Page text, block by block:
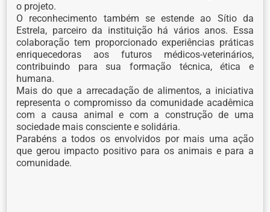
o projeto.
O reconhecimento também se estende ao Sítio da
Estrela, parceiro da instituição há vários anos. Essa
colaboração tem proporcionado experiências práticas
enriquecedoras aos futuros médicos-veterinários,
contribuindo para sua formação técnica, ética e
humana.
Mais do que a arrecadação de alimentos, a iniciativa
representa o compromisso da comunidade acadêmica
com a causa animal e com a construção de uma
sociedade mais consciente e solidária.
Parabéns a todos os envolvidos por mais uma ação
que gerou impacto positivo para os animais e para a
comunidade.